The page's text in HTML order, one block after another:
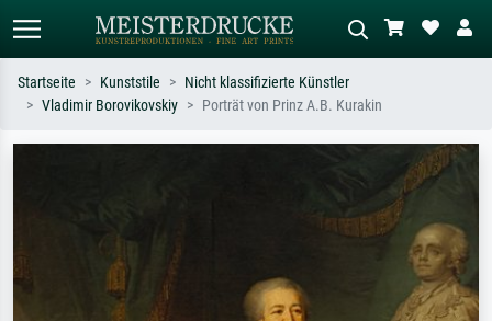
Beschreiben Sie die Szene – z.B. Grüne
Wiese, Abstrakt mit viel Rot, Dunkles
Ölgemälde, Stehender Akt neben einem
Startseite Kunststile
Nicht klassifizierte Künstler
Vladimir Borovikovskiy
Porträt von Prinz A.B. Kurakin